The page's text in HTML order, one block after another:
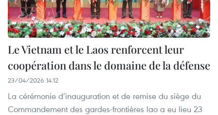
Le Vietnam et le Laos renforcent leur
coopération dans le domaine de la défense
23/04/2026 14:12
La cérémonie d’inauguration et de remise du siège du
Commandement des gardes-frontières lao a eu lieu 23